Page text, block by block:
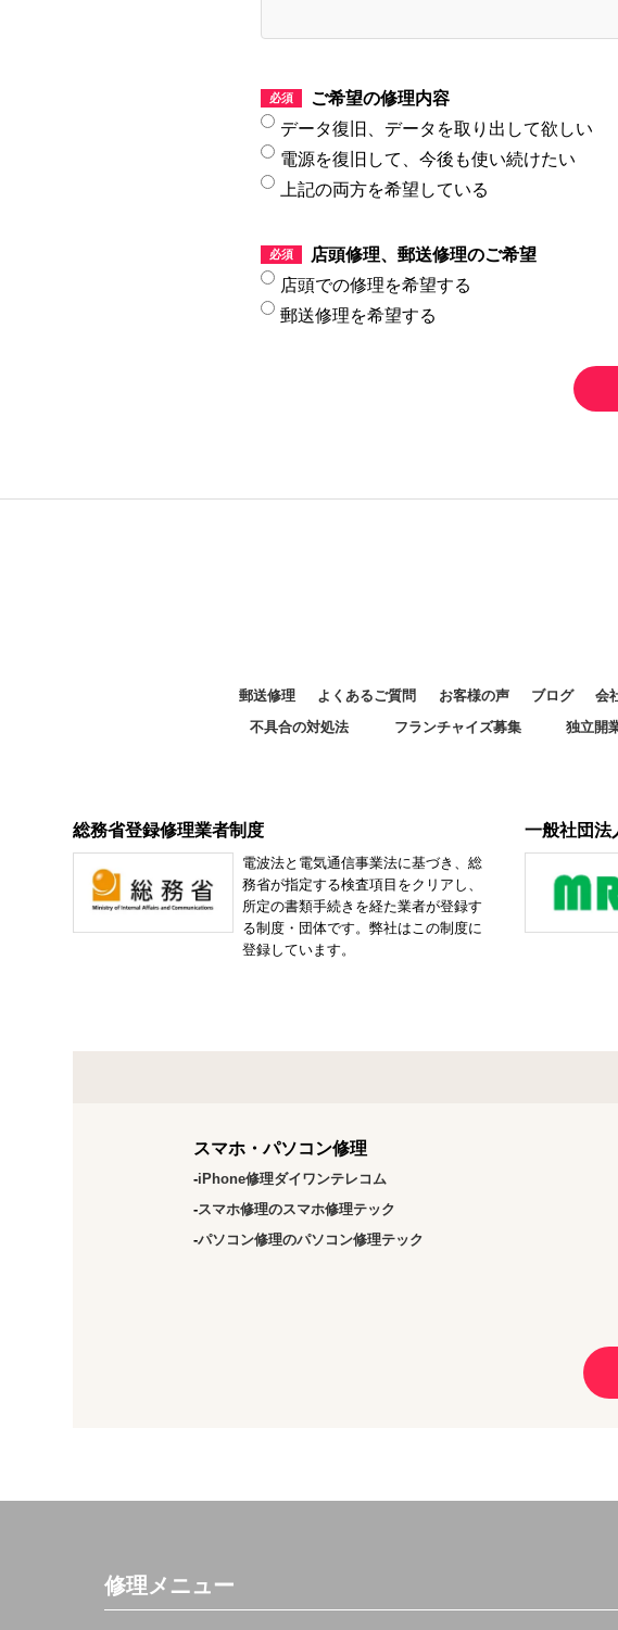
ご希望の修理内容
データ復旧、データを取り出して欲しい
電源を復旧して、今後も使い続けたい
上記の両方を希望している
店頭修理、郵送修理のご希望
店頭での修理を希望する
郵送修理を希望する
郵送修理 よくあるご質問 お客様の声 ブログ 会
不具合の対処法
フランチャイズ募集 独立開
総務省登録修理業者制度
電波法と電気通信事業法に基づき、総
務省が指定する検査項目をクリアし、
所定の書類手続きを経た業者が登録す
る制度・団体です。弊社はこの制度に
登録しています。
一般社団法
スマホ・パソコン修理
iPhone修理ダイワンテレコム
スマホ修理のスマホ修理テック
パソコン修理のパソコン修理テック
修理メニュー